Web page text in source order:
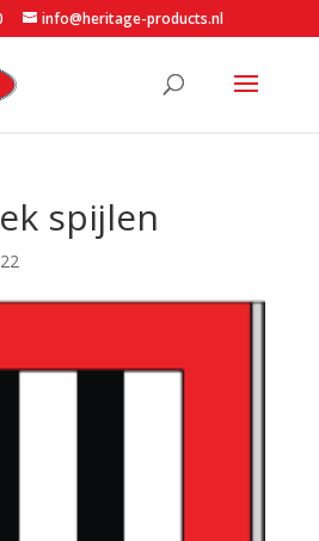
info@heritage-products.nl
spijlen